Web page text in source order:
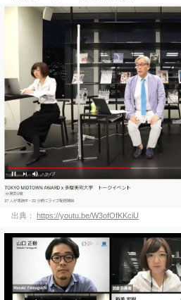
出典： https://youtu.be/W3ofOfKKciU